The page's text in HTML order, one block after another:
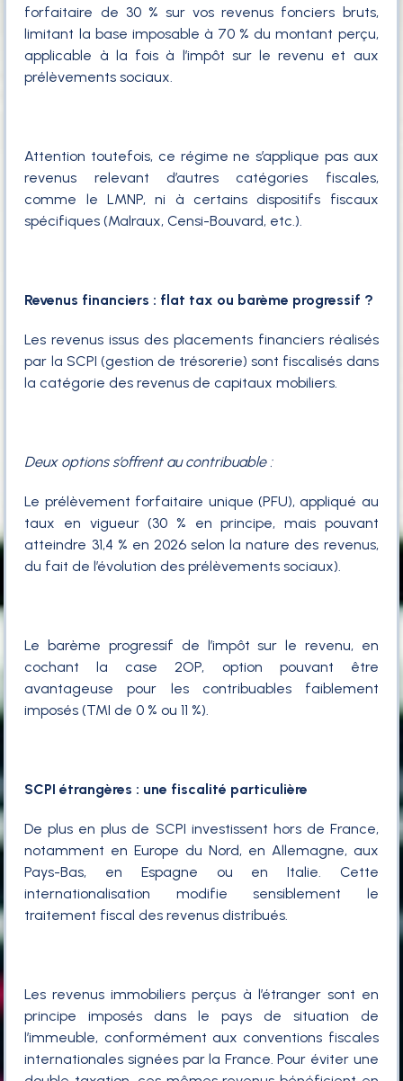
forfaitaire de 30 % sur vos revenus fonciers bruts,
limitant la base imposable à 70 % du montant perçu,
applicable à la fois à l’impôt sur le revenu et aux
prélèvements sociaux.
Attention toutefois, ce régime ne s’applique pas aux
revenus relevant d’autres catégories fiscales,
comme le LMNP, ni à certains dispositifs fiscaux
spécifiques (Malraux, Censi-Bouvard, etc.).
Revenus financiers : flat tax ou barème progressif ?
Les revenus issus des placements financiers réalisés
par la SCPI (gestion de trésorerie) sont fiscalisés dans
la catégorie des revenus de capitaux mobiliers.
Deux options s’offrent au contribuable :
Le prélèvement forfaitaire unique (PFU), appliqué au
taux en vigueur (30 % en principe, mais pouvant
atteindre 31,4 % en 2026 selon la nature des revenus,
du fait de l’évolution des prélèvements sociaux).
Le barème progressif de l’impôt sur le revenu, en
cochant la case 2OP, option pouvant être
avantageuse pour les contribuables faiblement
imposés (TMI de 0 % ou 11 %).
SCPI étrangères : une fiscalité particulière
De plus en plus de SCPI investissent hors de France,
notamment en Europe du Nord, en Allemagne, aux
Pays-Bas, en Espagne ou en Italie. Cette
internationalisation modifie sensiblement le
traitement fiscal des revenus distribués.
Les revenus immobiliers perçus à l’étranger sont en
principe imposés dans le pays de situation de
l’immeuble, conformément aux conventions fiscales
internationales signées par la France. Pour éviter une